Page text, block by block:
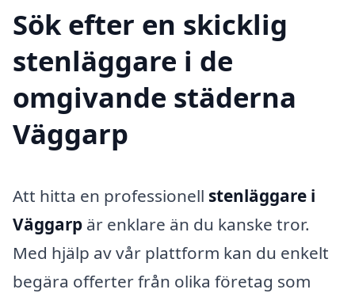
Sök efter en skicklig
stenläggare i de
omgivande städerna
Väggarp
Att hitta en professionell stenläggare i
Väggarp är enklare än du kanske tror.
Med hjälp av vår plattform kan du enkelt
begära offerter från olika företag som